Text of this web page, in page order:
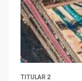
TITULAR 2